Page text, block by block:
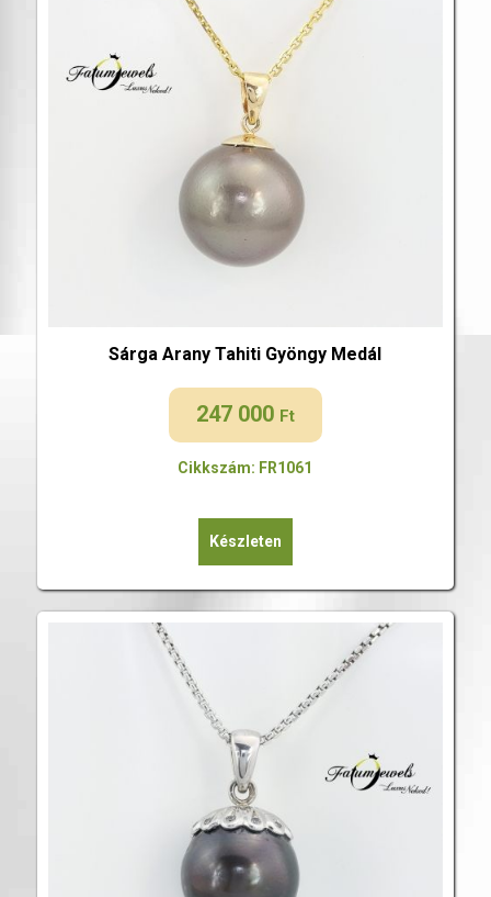
Sárga Arany Tahiti Gyöngy Medál
247 000 Ft
Cikkszám: FR1061
Készleten